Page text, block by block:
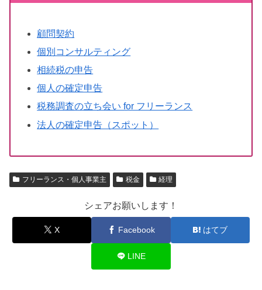
顧問契約
個別コンサルティング
相続税の申告
個人の確定申告
税務調査の立ち会い for フリーランス
法人の確定申告（スポット）
フリーランス・個人事業主 税金 経理
シェアお願いします！
X Facebook はてブ
LINE